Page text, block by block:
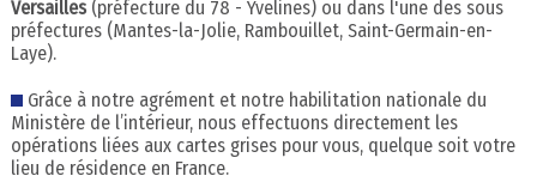
Versailles(préfecture du 78 - Yvelines) ou dans l'une des sous
préfectures (Mantes-la-Jolie, Rambouillet, Saint-Germain-en-
Laye).
Grâce à notre agrément et notre habilitation nationale du
Ministère de l’intérieur, nous effectuons directement les
opérations liées aux cartes grises pour vous, quelque soit votre
lieu de résidence en France.